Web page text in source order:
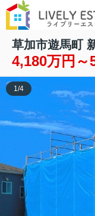
草加市遊馬町
4,180万円～
1/4